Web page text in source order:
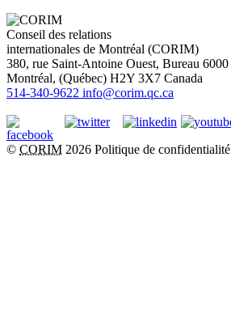
Conseil des relations
internationales de Montréal (CORIM)
380, rue Saint-Antoine Ouest, Bureau 6000
Montréal, (Québec) H2Y 3X7 Canada
514-340-9622 info@corim.qc.ca
© CORIM 2026 Politique de confidentialité